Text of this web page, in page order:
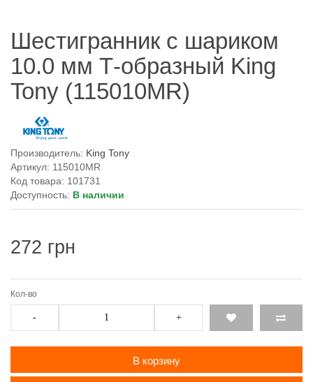
Шестигранник с шариком
10.0 мм Т-образный King
Tony (115010MR)
Производитель: King Tony
Артикул: 115010MR
Код товара: 101731
Доступность: В наличии
272 грн
Кол-во
- +
В корзину